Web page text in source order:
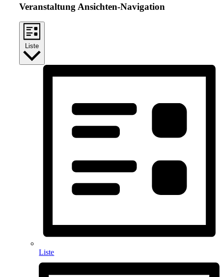
Veranstaltung Ansichten-Navigation
Liste
Liste